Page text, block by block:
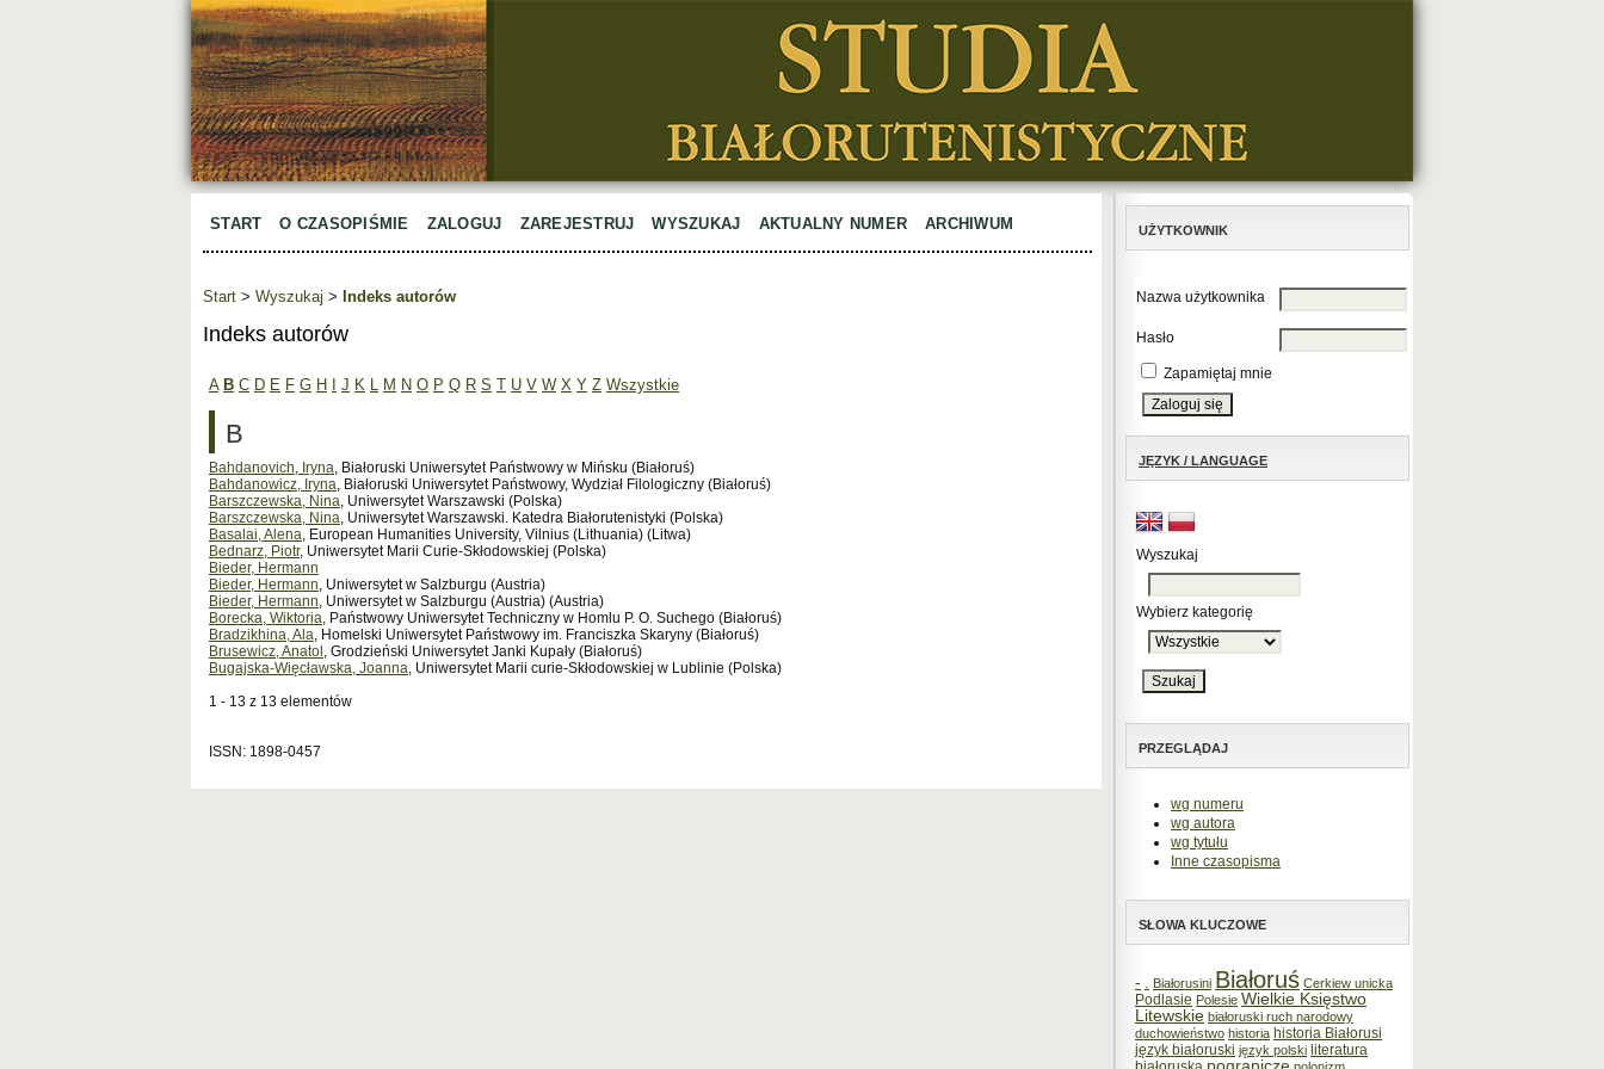
UŻYTKOWNIK
Nazwa użytkownika
Hasło
Zapamiętaj mnie
JĘZYK / LANGUAGE
Wyszukaj
Wybierz kategorię
PRZEGLĄDAJ
wg numeru
wg autora
wg tytułu
Inne czasopisma
SŁOWA KLUCZOWE
- . Białorusini Białoruś Cerkiew unicka
Podlasie Polesie Wielkie Księstwo
Litewskie białoruski ruch narodowy
duchowieństwo historia historia Białorusi
język białoruski język polski literatura
START O CZASOPIŚMIE ZALOGUJ ZAREJESTRUJ WYSZUKAJ AKTUALNY NUMER ARCHIWUM
Start > Wyszukaj > Indeks autorów
Indeks autorów
A B C D E F G H J K L M N O P Q R S T U V W X Y Z Wszystkie
B
Bahdanovich, Iryna, Białoruski Uniwersytet Państwowy w Mińsku (Białoruś)
Bahdanowicz, Iryna, Białoruski Uniwersytet Państwowy, Wydział Filologiczny (Białoruś)
Barszczewska, Nina, Uniwersytet Warszawski (Polska)
Barszczewska, Nina, Uniwersytet Warszawski. Katedra Białorutenistyki (Polska)
Basalai, Alena, European Humanities University, Vilnius (Lithuania) (Litwa)
Bednarz, Piotr, Uniwersytet Marii Curie-Skłodowskiej (Polska)
Bieder, Hermann
Bieder, Hermann, Uniwersytet w Salzburgu (Austria)
Bieder, Hermann, Uniwersytet w Salzburgu (Austria) (Austria)
Borecka, Wiktoria, Państwowy Uniwersytet Techniczny w Homlu P. O. Suchego (Białoruś)
Bradzikhina, Ala, Homelski Uniwersytet Państwowy im. Franciszka Skaryny (Białoruś)
Brusewicz, Anatol , Grodzieński Uniwersytet Janki Kupały (Białoruś)
Bugajska-Więcławska, Joanna, Uniwersytet Marii curie-Skłodowskiej w Lublinie (Polska)
1 - 13 z 13 elementów
ISSN: 1898-0457